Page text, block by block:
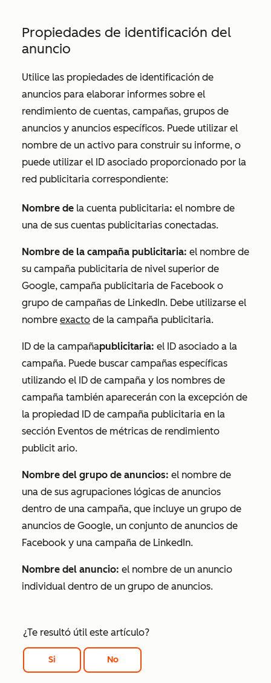
Propiedades de identificación del
anuncio
Utilice las propiedades de identificación de
anuncios para elaborar informes sobre el
rendimiento de cuentas, campañas, grupos de
anuncios y anuncios específicos. Puede utilizar el
nombre de un activo para construir su informe, o
puede utilizar el ID asociado proporcionado por la
red publicitaria correspondiente:
Nombre de la cuenta publicitaria: el nombre de
una de sus cuentas publicitarias conectadas.
Nombre de la campaña publicitaria: el nombre de
su campaña publicitaria de nivel superior de
Google, campaña publicitaria de Facebook o
grupo de campañas de LinkedIn. Debe utilizarse el
nombre exacto de la campaña publicitaria.
ID de la campañapublicitaria: el ID asociado a la
campaña. Puede buscar campañas específicas
utilizando el ID de campaña y los nombres de
campaña también aparecerán con la excepción de
la propiedad ID de campaña publicitaria en la
sección Eventos de métricas de rendimiento
publicit ario.
Nombre del grupo de anuncios: el nombre de
una de sus agrupaciones lógicas de anuncios
dentro de una campaña, que incluye un grupo de
anuncios de Google, un conjunto de anuncios de
Facebook y una campaña de LinkedIn.
Nombre del anuncio: el nombre de un anuncio
individual dentro de un grupo de anuncios.
¿Te resultó útil este artículo?
Si No